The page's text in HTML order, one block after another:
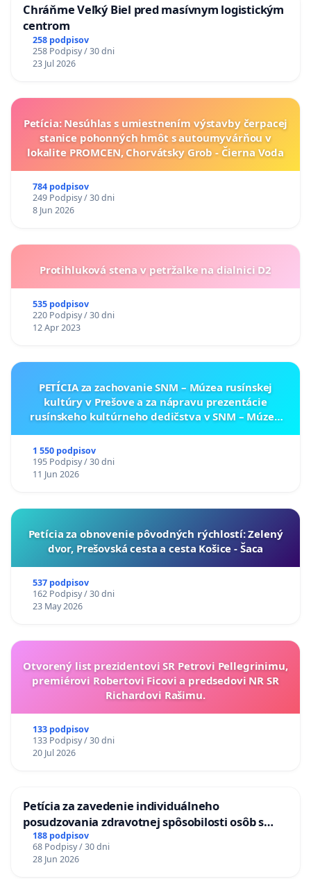
Chráňme Veľký Biel pred masívnym logistickým
centrom
258 podpisov
258 Podpisy / 30 dni
23 Jul 2026
Petícia: Nesúhlas s umiestnením výstavby čerpacej
stanice pohonných hmôt s autoumyvárňou v
lokalite PROMCEN, Chorvátsky Grob - Čierna Voda
784 podpisov
249 Podpisy / 30 dni
8 Jun 2026
Protihluková stena v petržalke na dialnici D2
535 podpisov
220 Podpisy / 30 dni
12 Apr 2023
PETÍCIA za zachovanie SNM – Múzea rusínskej
kultúry v Prešove a za nápravu prezentácie
rusínskeho kultúrneho dedičstva v SNM – Múzeu
1 550 podpisov
195 Podpisy / 30 dni
11 Jun 2026
​Petícia za obnovenie pôvodných rýchlostí: Zelený
dvor, Prešovská cesta a cesta Košice - Šaca
537 podpisov
162 Podpisy / 30 dni
23 May 2026
Otvorený list prezidentovi SR Petrovi Pellegrinimu,
premiérovi Robertovi Ficovi a predsedovi NR SR
Richardovi Rašimu.
133 podpisov
133 Podpisy / 30 dni
20 Jul 2026
Petícia za zavedenie individuálneho
posudzovania zdravotnej spôsobilosti osôb s
diabetom 1. a 2. typu pri prijímaní do
Policajného zboru SR
188 podpisov
68 Podpisy / 30 dni
28 Jun 2026